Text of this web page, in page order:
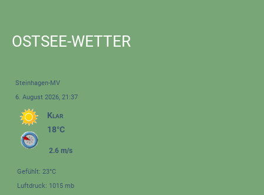
OSTSEE-WETTER
Steinhagen-MV
6. August 2026, 21:37
Klar
18°C
2.6 m/s
Gefühlt: 23°C
Luftdruck: 1015 mb